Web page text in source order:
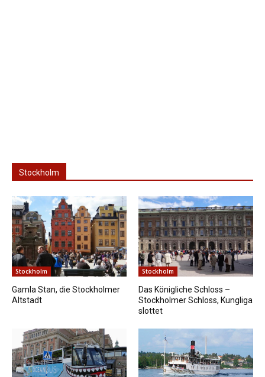
Stockholm
Stockholm
Gamla Stan, die Stockholmer
Altstadt
Stockholm
Das Königliche Schloss –
Stockholmer Schloss, Kungliga
slottet